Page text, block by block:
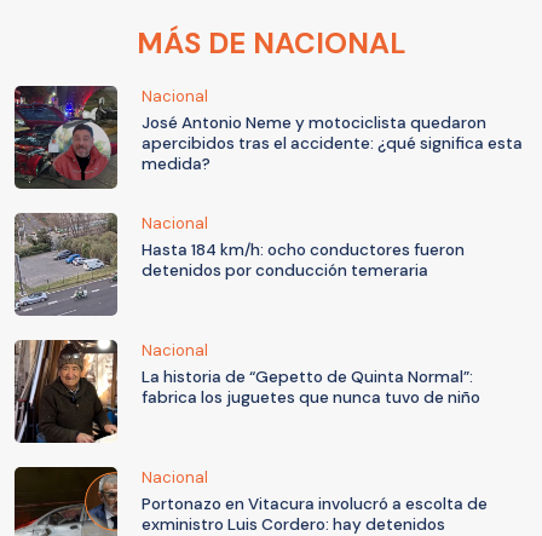
MÁS DE NACIONAL
Nacional
José Antonio Neme y motociclista quedaron
apercibidos tras el accidente: ¿qué significa esta
medida?
Nacional
Hasta 184 km/h: ocho conductores fueron
detenidos por conducción temeraria
Nacional
La historia de “Gepetto de Quinta Normal”:
fabrica los juguetes que nunca tuvo de niño
Nacional
Portonazo en Vitacura involucró a escolta de
exministro Luis Cordero: hay detenidos